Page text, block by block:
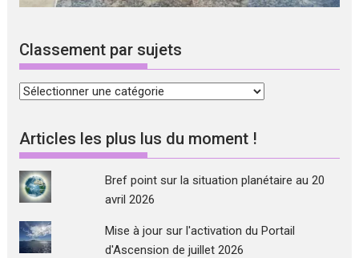
Classement par sujets
Classement
sujets
Articles les plus lus du moment !
Bref point sur la situation planétaire au 20
avril 2026
Mise à jour sur l'activation du Portail
d'Ascension de juillet 2026